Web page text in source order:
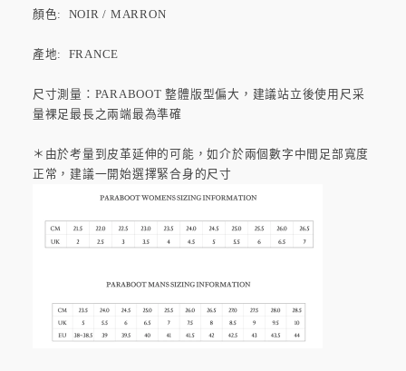
顏色: NOIR / MARRON
產地: FRANCE
尺寸測量：PARABOOT 整體版型偏大，建議站立後使用尺采
量裸足最長之兩端最為準確
＊由於考量到皮革延伸的可能，如介於兩個數字中間足部寬度
正常，建議一開始選擇緊合身的尺寸